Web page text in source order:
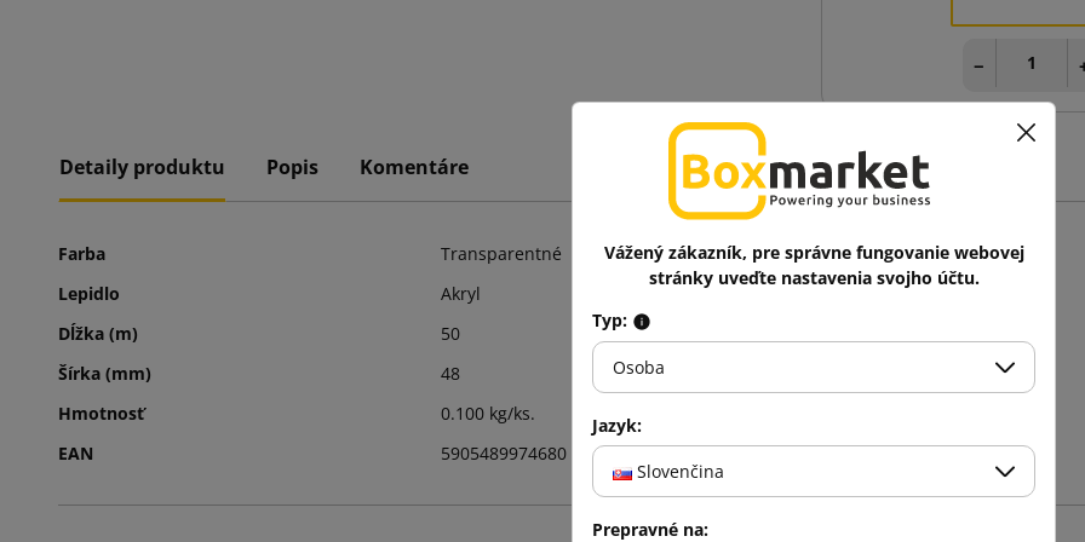
−
Detaily produktu Popis Komentáre
Farba
Transparentné
Lepidlo
Akryl
Dĺžka (m)
50
Šírka (mm)
48
Hmotnosť
0.100 kg/ks.
EAN
5905489974680
Vážený zákazník, pre správne fungovanie webovej
stránky uveďte nastavenia svojho účtu.
Typ:
Osoba
Jazyk:
Slovenčina
Prepravné na: